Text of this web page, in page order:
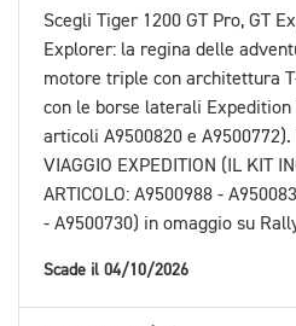
Scegli Tiger 1200 GT Pro, GT
Explorer: la regina delle
motore triple con architettura
con le borse laterali
articoli A9500820 e A9500772).
VIAGGIO EXPEDITION (IL KIT
ARTICOLO: A9500988 -
- A9500730) in omaggio su
Scade il 04/10/2026